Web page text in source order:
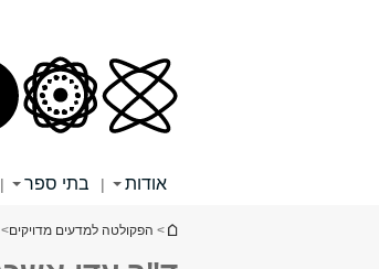
אודות | בתי ספר |
הינך נמצא כאן
> הפקולטה למדעים מדויקים